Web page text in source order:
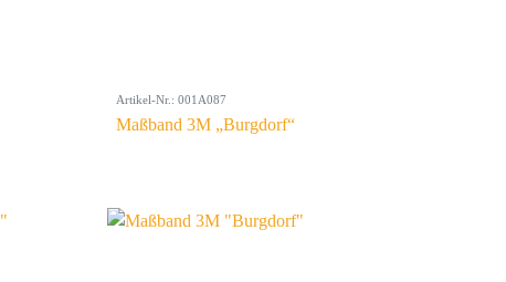
Artikel-Nr.: 001A087
Maßband 3M „Burgdorf“